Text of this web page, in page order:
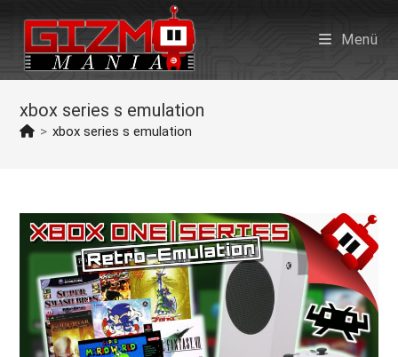
springen
Menü
xbox series s emulation
> xbox series s emulation